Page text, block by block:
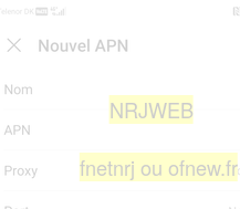
fnetnrj ou ofnew.fr
NRJWEB